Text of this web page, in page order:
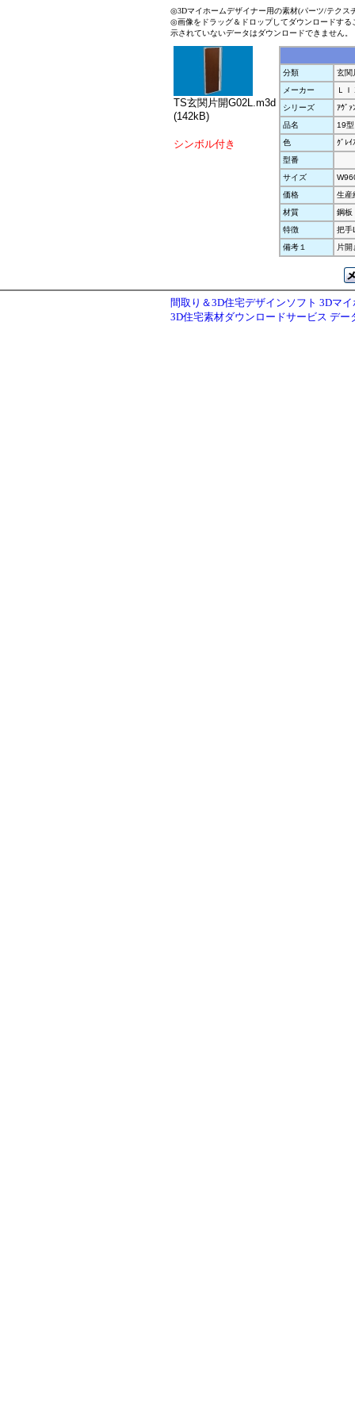
◎3Dマイホームデザイナー用の素材(パーツ/テクス
◎画像をドラッグ＆ドロップしてダウンロードす
示されていないデータはダウンロードできません。
TS玄関片開G02L.m3d
(142kB)
シンボル付き
分類
玄関
メーカー
Ｌ
シリーズ
ｱｳﾞｧ
品名
19型
色
ｸﾞﾚｲ
型番
サイズ
価格
生産
材質
鋼板
特徴
把手
備考１
片
間取り＆3D住宅デザインソフト 3Dマ
3D住宅素材ダウンロードサービス デー